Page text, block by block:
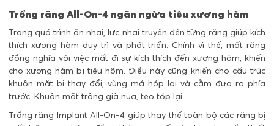
Trồng răng All-On-4 ngăn ngừa tiêu xương hàm
Trong quá trình ăn nhai, lực nhai truyền đến từng răng giúp kích
thích xương hàm duy trì và phát triển. Chính vì thế, mất răng
đồng nghĩa với việc mất đi sự kích thích đến xương hàm, khiến
cho xương hàm bị tiêu hõm. Điều này cũng khiến cho cấu trúc
khuôn mặt bị thay đổi, vùng má hóp lại và cằm đưa ra phía
trước. Khuôn mặt trông già nua, teo tóp lại.
Trồng răng Implant All-On-4 giúp thay thế toàn bộ các răng bị